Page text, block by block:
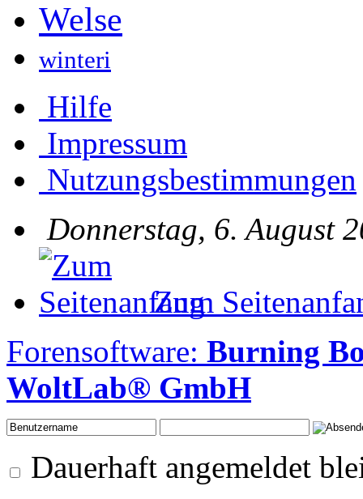
Welse
winteri
Hilfe
Impressum
Nutzungsbestimmungen
Donnerstag, 6. August
Zum
Forensoftware: Burning
WoltLab® GmbH
Dauerhaft angemeldet